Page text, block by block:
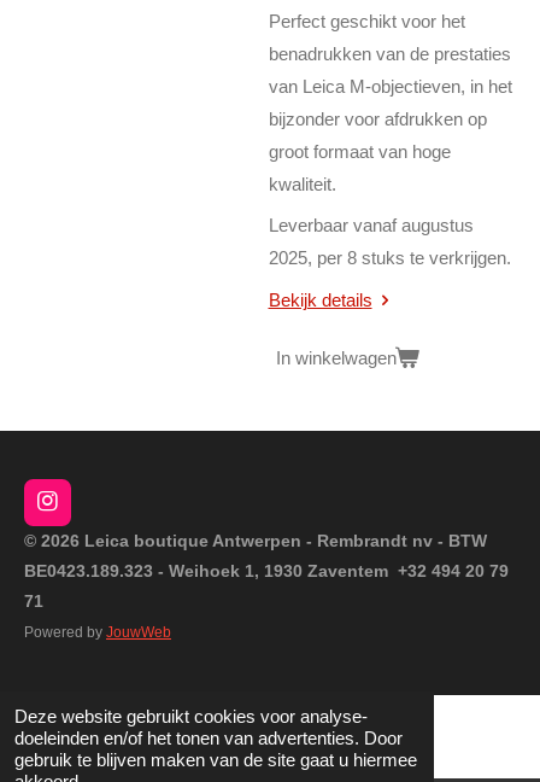
Deze website gebruikt cookies voor analyse-
doeleinden en/of het tonen van advertenties. Door
gebruik te blijven maken van de site gaat u hiermee
Perfect geschikt voor het
benadrukken van de prestaties
van Leica M-objectieven, in het
bijzonder voor afdrukken op
groot formaat van hoge
kwaliteit.
Leverbaar vanaf augustus
2025, per 8 stuks te verkrijgen.
Bekijk details
In winkelwagen
I
n
t
r
© 2026 Leica boutique Antwerpen - Rembrandt nv - BTW
BE0423.189.323 - Weihoek 1, 1930 Zaventem +32 494 20 79
71
Powered by JouwWeb